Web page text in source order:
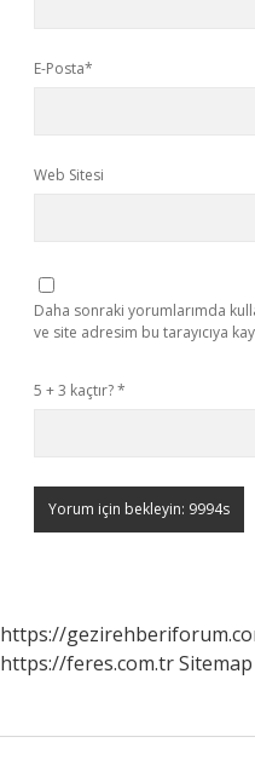
E-Posta*
Web Sitesi
Daha sonraki yorumlarımda
ve site adresim bu tarayıcıya
5 + 3 kaçtır?*
https://
https://feres.com.trSitemap